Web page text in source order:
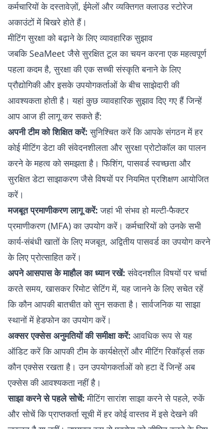
कर्मचारियों के दस्तावेज़ों, ईमेलों और व्यक्तिगत क्लाउड स्टोरेज
अकाउंटों में बिखरे होते हैं।
मीटिंग सुरक्षा को बढ़ाने के लिए व्यावहारिक सुझाव
जबकि SeaMeet जैसे सुरक्षित टूल का चयन करना एक महत्वपूर्ण
पहला कदम है, सुरक्षा की एक सच्ची संस्कृति बनाने के लिए
प्रौद्योगिकी और इसके उपयोगकर्ताओं के बीच साझेदारी की
आवश्यकता होती है। यहां कुछ व्यावहारिक सुझाव दिए गए हैं जिन्हें
आप आज ही लागू कर सकते हैं:
अपनी टीम को शिक्षित करें: सुनिश्चित करें कि आपके संगठन में हर
कोई मीटिंग डेटा की संवेदनशीलता और सुरक्षा प्रोटोकॉल का पालन
करने के महत्व को समझता है। फिशिंग, पासवर्ड स्वच्छता और
सुरक्षित डेटा साझाकरण जैसे विषयों पर नियमित प्रशिक्षण आयोजित
करें।
मजबूत प्रमाणीकरण लागू करें: जहां भी संभव हो मल्टी-फैक्टर
प्रमाणीकरण (MFA) का उपयोग करें। कर्मचारियों को उनके सभी
कार्य-संबंधी खातों के लिए मजबूत, अद्वितीय पासवर्ड का उपयोग करने
के लिए प्रोत्साहित करें।
अपने आसपास के माहौल का ध्यान रखें: संवेदनशील विषयों पर चर्चा
करते समय, खासकर रिमोट सेटिंग में, यह जानने के लिए सचेत रहें
कि कौन आपकी बातचीत को सुन सकता है। सार्वजनिक या साझा
स्थानों में हेडफोन का उपयोग करें।
अक्सर एक्सेस अनुमतियों की समीक्षा करें: आवधिक रूप से यह
ऑडिट करें कि आपकी टीम के कार्यक्षेत्रों और मीटिंग रिकॉर्ड्स तक
कौन एक्सेस रखता है। उन उपयोगकर्ताओं को हटा दें जिन्हें अब
एक्सेस की आवश्यकता नहीं है।
साझा करने से पहले सोचें: मीटिंग सारांश साझा करने से पहले, रुकें
और सोचें कि प्राप्तकर्ता सूची में हर कोई वास्तव में इसे देखने की